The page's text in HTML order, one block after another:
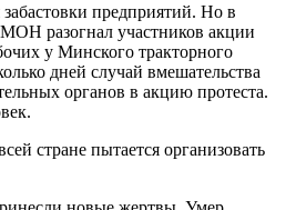
предприятий. Но в
разогнал участников акции
у Минского тракторного
дней случай вмешательства
органов в акцию протеста.
стране пытается организовать